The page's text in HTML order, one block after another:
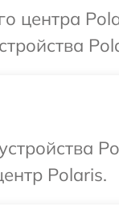
центра
Polaris.